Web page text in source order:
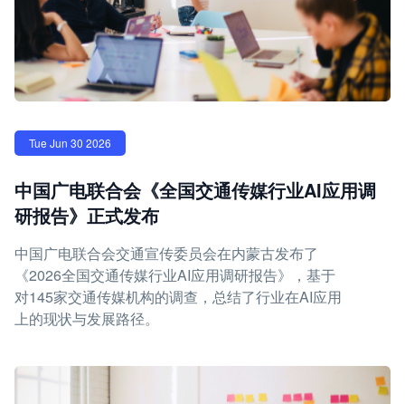
Tue Jun 30 2026
中国广电联合会《全国交通传媒行业AI应用调
研报告》正式发布
中国广电联合会交通宣传委员会在内蒙古发布了
《2026全国交通传媒行业AI应用调研报告》，基于
对145家交通传媒机构的调查，总结了行业在AI应用
上的现状与发展路径。